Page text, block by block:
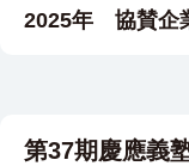
2025年 協賛企
第37期慶應義